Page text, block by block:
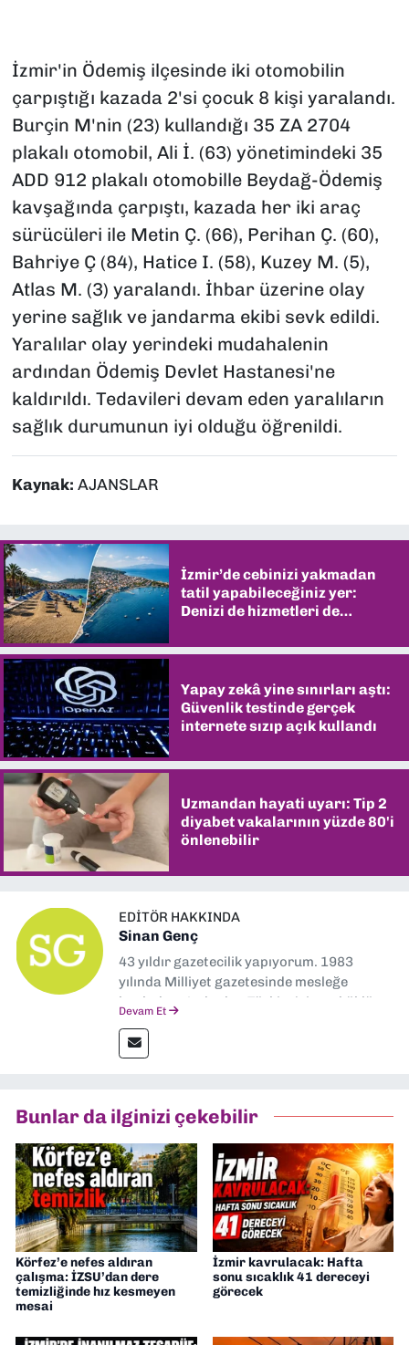
İzmir'in Ödemiş ilçesinde iki otomobilin
çarpıştığı kazada 2'si çocuk 8 kişi yaralandı.
Burçin M'nin (23) kullandığı 35 ZA 2704
plakalı otomobil, Ali İ. (63) yönetimindeki 35
ADD 912 plakalı otomobille Beydağ-Ödemiş
kavşağında çarpıştı, kazada her iki araç
sürücüleri ile Metin Ç. (66), Perihan Ç. (60),
Bahriye Ç (84), Hatice I. (58), Kuzey M. (5),
Atlas M. (3) yaralandı. İhbar üzerine olay
yerine sağlık ve jandarma ekibi sevk edildi.
Yaralılar olay yerindeki mudahalenin
ardından Ödemiş Devlet Hastanesi'ne
kaldırıldı. Tedavileri devam eden yaralıların
sağlık durumunun iyi olduğu öğrenildi.
Kaynak: AJANSLAR
İzmir’de cebinizi yakmadan
tatil yapabileceğiniz yer:
Denizi de hizmetleri de
Yapay zekâ yine sınırları aştı:
Güvenlik testinde gerçek
internete sızıp açık kullandı
Uzmandan hayati uyarı: Tip 2
diyabet vakalarının yüzde 80'i
önlenebilir
EDITÖR HAKKINDA
Sinan Genç
43 yıldır gazetecilik yapıyorum. 1983
yılında Milliyet gazetesinde mesleğe
başladım. Ardından Türkiye’nin en köklü
muhabir, editör, müdür yardımcısı ve spor
müdürü olarak görev yaptım. Ayrıca Yeni
Gazetesi'nde editörlük yapıyorum
Devam Et
Bunlar da ilginizi çekebilir
Körfez’e nefes aldıran
çalışma: İZSU’dan dere
temizliğinde hız kesmeyen
mesai
İzmir kavrulacak: Hafta
sonu sıcaklık 41 dereceyi
görecek